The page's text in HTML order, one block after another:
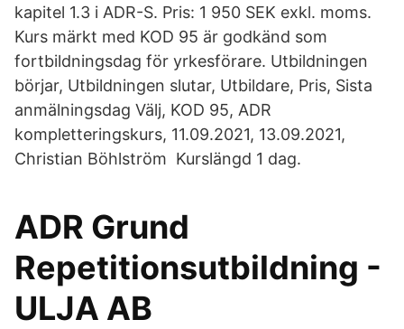
kapitel 1.3 i ADR-S. Pris: 1 950 SEK exkl. moms.
Kurs märkt med KOD 95 är godkänd som
fortbildningsdag för yrkesförare. Utbildningen
börjar, Utbildningen slutar, Utbildare, Pris, Sista
anmälningsdag Välj, KOD 95, ADR
kompletteringskurs, 11.09.2021, 13.09.2021,
Christian Böhlström Kurslängd 1 dag.
ADR Grund
Repetitionsutbildning -
ULJA AB